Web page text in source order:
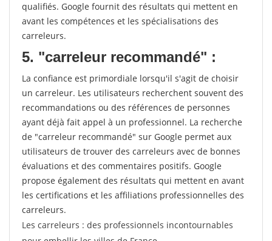
qualifiés. Google fournit des résultats qui mettent en
avant les compétences et les spécialisations des
carreleurs.
5. "carreleur recommandé" :
La confiance est primordiale lorsqu'il s'agit de choisir
un carreleur. Les utilisateurs recherchent souvent des
recommandations ou des références de personnes
ayant déjà fait appel à un professionnel. La recherche
de "carreleur recommandé" sur Google permet aux
utilisateurs de trouver des carreleurs avec de bonnes
évaluations et des commentaires positifs. Google
propose également des résultats qui mettent en avant
les certifications et les affiliations professionnelles des
carreleurs.
Les carreleurs : des professionnels incontournables